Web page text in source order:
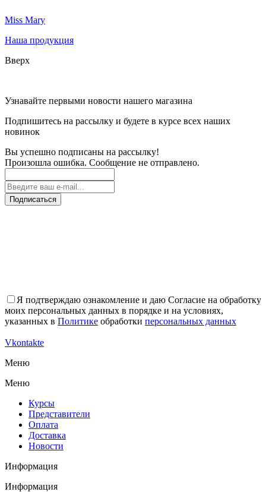
Miss Mary
Наша продукция
Вверх
Узнавайте первыми новости нашего магазина
Подпишитесь на рассылку и будете в курсе всех наших
новинок
Вы успешно подписаны на рассылку!
Произошла ошибка. Сообщение не отправлено.
Подписаться
Я подтверждаю ознакомление и даю Согласие на обработку
моих персональных данных в порядке и на условиях,
указанных в Политике обработки персональных данных
Vkontakte
Меню
Меню
Курсы
Представители
Оплата
Доставка
Новости
Информация
Информация